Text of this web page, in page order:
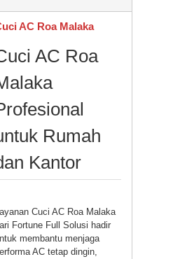
AC Roa Malaka
AC Roa
Rumah
Kantor
Cuci AC Roa Malaka
Fortune Full Solusi hadir
membantu menjaga
AC tetap dingin,